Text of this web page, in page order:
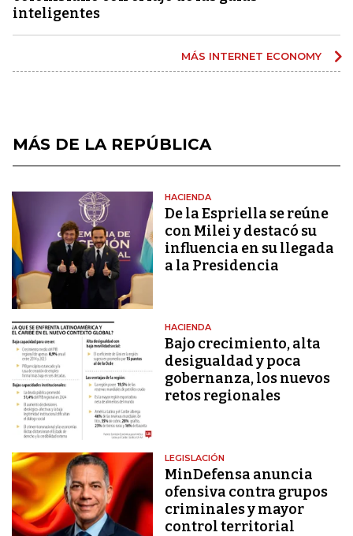
inteligentes
MÁS INTERNET ECONOMY
MÁS DE LA REPÚBLICA
HACIENDA
De la Espriella se reúne
con Milei y destacó su
influencia en su llegada
a la Presidencia
HACIENDA
Bajo crecimiento, alta
desigualdad y poca
gobernanza, los nuevos
retos regionales
LEGISLACIÓN
MinDefensa anuncia
ofensiva contra grupos
criminales y mayor
control territorial